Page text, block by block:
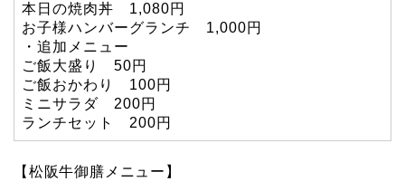
本日の焼肉丼 1,080円
お子様ハンバーグランチ 1,000円
・追加メニュー
ご飯大盛り 50円
ご飯おかわり 100円
ミニサラダ 200円
ランチセット 200円
【松阪牛御膳メニュー】